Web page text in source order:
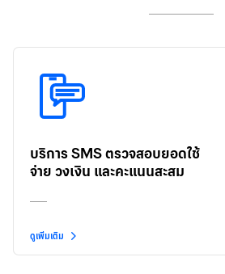
บริการ SMS ตรวจสอบยอดใช้
จ่าย วงเงิน และคะแนนสะสม
ดูเพิ่มเติม